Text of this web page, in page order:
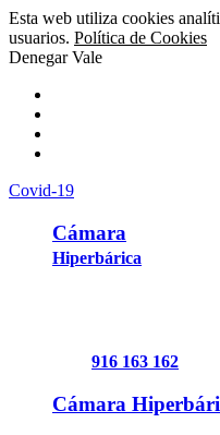
Esta web utiliza cookies
usuarios. Política de Cookies
DenegarVale
Covid-19
Cámara
Hiperbárica
916 163 162
Cámara